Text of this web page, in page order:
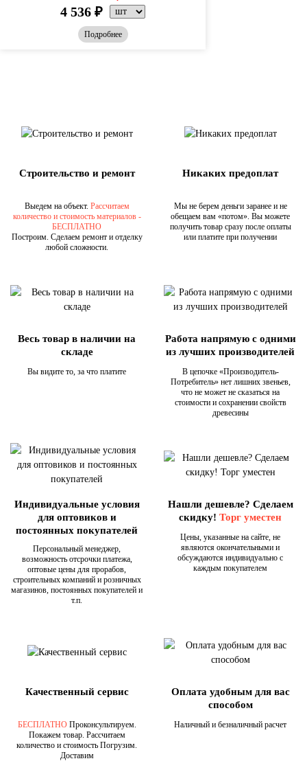
4 536 ₽
Подробнее
Строительство и ремонт
Выедем на объект. Рассчитаем
количество и стоимость материалов -
БЕСПЛАТНО
Построим. Сделаем ремонт и отделку
любой сложности.
Никаких предоплат
Мы не берем деньги заранее и не
обещаем вам «потом». Вы можете
получить товар сразу после оплаты
или платите при получении
Весь товар в наличии на
складе
Вы видите то, за что платите
Работа напрямую с одними
из лучших производителей
В цепочке «Производитель-
Потребитель» нет лишних звеньев,
что не может не сказаться на
стоимости и сохранении свойств
древесины
Индивидуальные условия
для оптовиков и
постоянных покупателей
Персональный менеджер,
возможность отсрочки платежа,
оптовые цены для прорабов,
строительных компаний и розничных
магазинов, постоянных покупателей и
т.п.
Нашли дешевле? Сделаем
скидку! Торг уместен
Цены, указанные на сайте, не
являются окончательными и
обсуждаются индивидуально с
каждым покупателем
Качественный сервис
БЕСПЛАТНОПроконсультируем.
Покажем товар. Рассчитаем
количество и стоимость Погрузим.
Доставим
Оплата удобным для вас
способом
Наличный и безналичный расчет